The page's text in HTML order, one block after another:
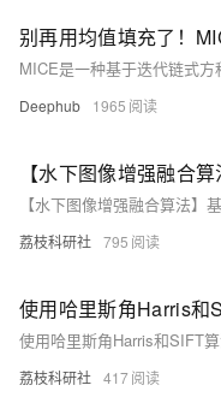
Deephub 1965
荔枝科研社 795
使用哈里斯角Harris和SIFT
荔枝科研社 417